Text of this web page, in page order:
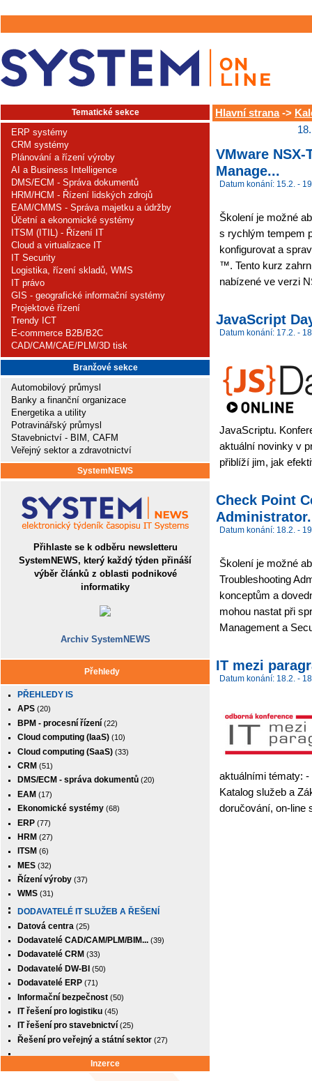
Tematické sekce
ERP systémy
CRM systémy
Plánování a řízení výroby
AI a Business Intelligence
DMS/ECM - Správa dokumentů
HRM/HCM - Řízení lidských zdrojů
EAM/CMMS - Správa majetku a údržby
Účetní a ekonomické systémy
ITSM (ITIL) - Řízení IT
Cloud a virtualizace IT
IT Security
Logistika, řízení skladů, WMS
IT právo
GIS - geografické informační systémy
Projektové řízení
Trendy ICT
E-commerce B2B/B2C
CAD/CAM/CAE/PLM/3D tisk
Branžové sekce
Automobilový průmysl
Banky a finanční organizace
Energetika a utility
Potravinářský průmysl
Stavebnictví - BIM, CAFM
Veřejný sektor a zdravotnictví
SystemNEWS
Přihlaste se k odběru newsletteru
SystemNEWS, který každý týden přináší
výběr článků z oblasti podnikové
informatiky
Archiv SystemNEWS
Přehledy
PŘEHLEDY IS
APS (20)
BPM - procesní řízení (22)
Cloud computing (IaaS) (10)
Cloud computing (SaaS) (33)
CRM (51)
DMS/ECM - správa dokumentů (20)
EAM (17)
Ekonomické systémy (68)
ERP (77)
HRM (27)
ITSM (6)
MES (32)
Řízení výroby (37)
WMS (31)
DODAVATELÉ IT SLUŽEB A ŘEŠENÍ
Datová centra (25)
Dodavatelé CAD/CAM/PLM/BIM... (39)
Dodavatelé CRM (33)
Dodavatelé DW-BI (50)
Dodavatelé ERP (71)
Informační bezpečnost (50)
IT řešení pro logistiku (45)
IT řešení pro stavebnictví (25)
Řešení pro veřejný a státní sektor (27)
Inzerce
Hlavní strana->
VMware
Manage...
Datum konání: 15.2. -
Školení je možné
s rychlým tempem
konfigurovat a
™. Tento kurz
nabízené ve verzi
JavaScript
Datum konání: 17.2. -
JavaScriptu.
aktuální novinky v
přiblíží jim, jak
Check Point
Datum konání: 18.2. -
Školení je možné
Troubleshooting
konceptům a
mohou nastat při
Management a
IT mezi
Datum konání: 18.2. -
aktuálními tématy:
Katalog služeb a
doručování, on-line